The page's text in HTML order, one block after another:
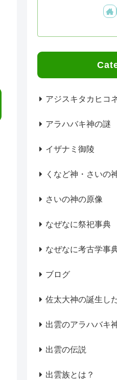
アジスキタカヒコ
アラハバキ神の謎
イザナミ御陵
くなど神・さいの
さいの神の原像
なぜなに祭祀事典
なぜなに考古学事
ブログ
佐太大神の誕生し
出雲のアラハバキ
出雲の伝説
出雲族とは？